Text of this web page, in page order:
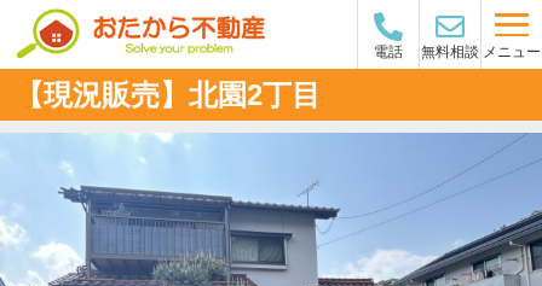
電話 無料相談 メニュー
【現況販売】北園2丁目